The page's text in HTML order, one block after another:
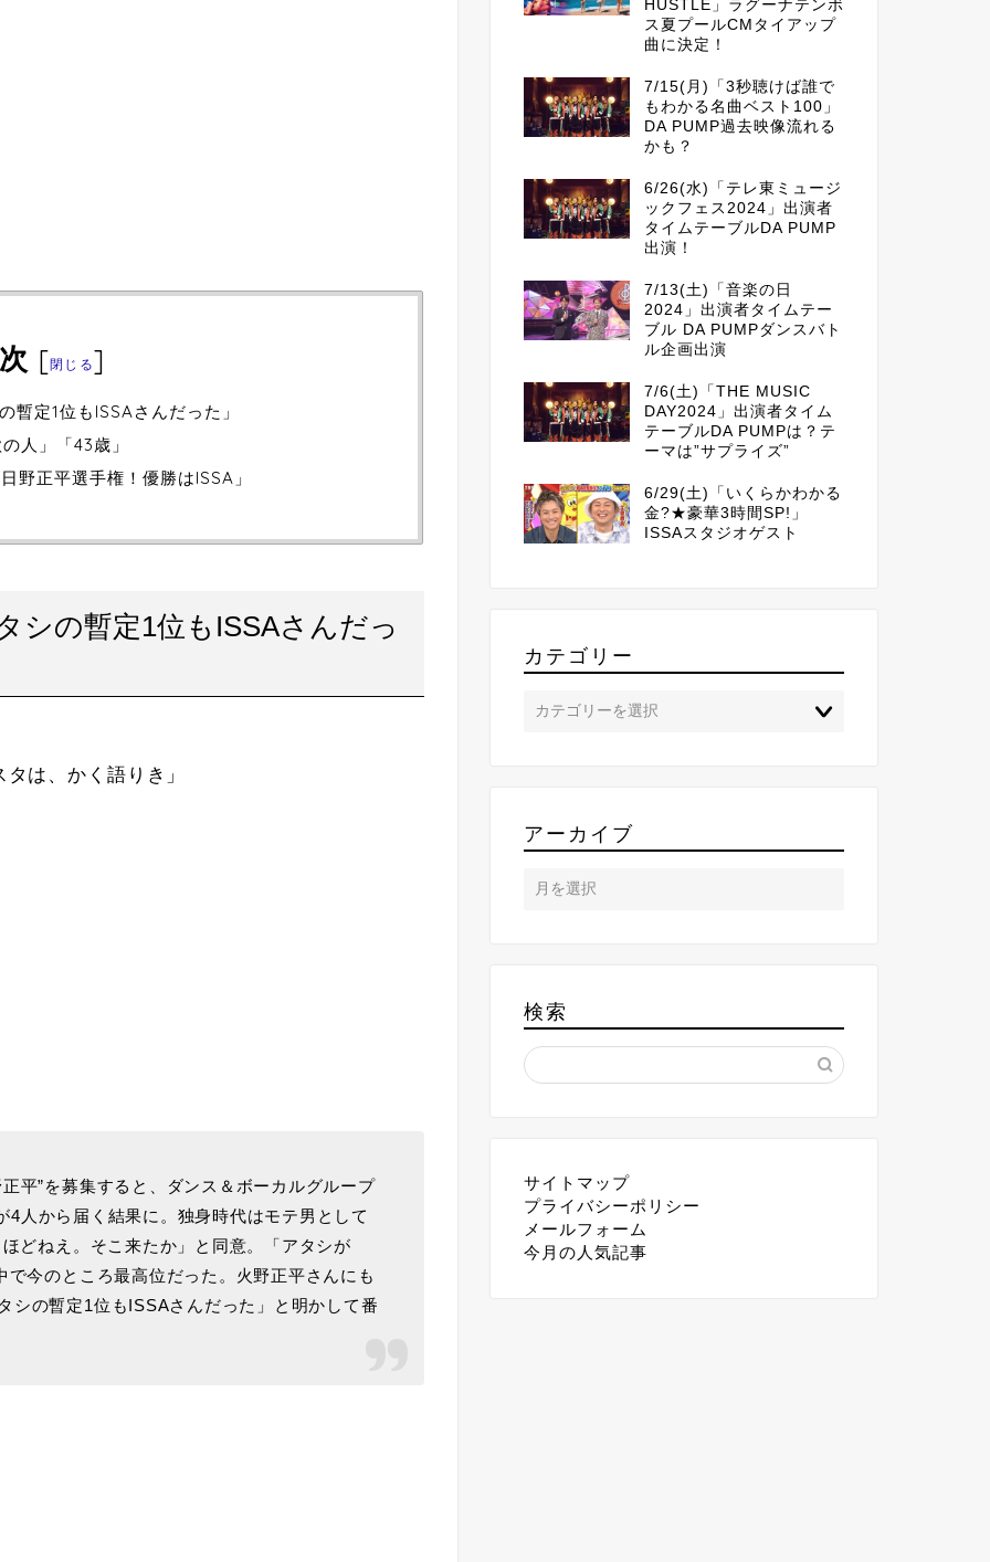
[閉じる]
暫定1位もISSAさんだった」
人」「43歳」
野正平選手権！優勝はISSA」
シの暫定1位もISSAさんだっ
は、かく語りき」
平”を募集すると、ダンス＆ボーカルグループ
人から届く結果に。独身時代はモテ男として
どねえ。そこ来たか」と同意。「アタシが
で今のところ最高位だった。火野正平さんにも
シの暫定1位もISSAさんだった」と明かして番
HUSTLE」ラグーナテンボ
ス夏プールCMタイアップ
曲に決定！
7/15(月)「3秒聴けば誰で
もわかる名曲ベスト100」
DA PUMP過去映像流れる
かも？
6/26(水)「テレ東ミュージ
ックフェス2024」出演者
タイムテーブルDA PUMP
出演！
7/13(土)「音楽の日
2024」出演者タイムテー
ブル DA PUMPダンスバト
ル企画出演
7/6(土)「THE MUSIC
DAY2024」出演者タイム
テーブルDA PUMPは？テ
ーマは”サプライズ”
6/29(土)「いくらかわかる
金?★豪華3時間SP!」
ISSAスタジオゲスト
カテゴリー
アーカイブ
検索
サイトマップ
プライバシーポリシー
メールフォーム
今月の人気記事